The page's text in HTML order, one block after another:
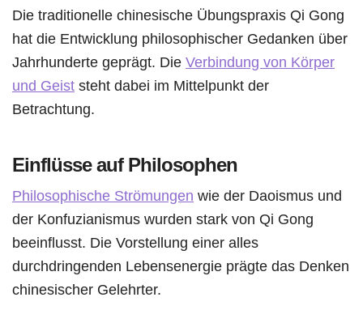
Die traditionelle chinesische Übungspraxis Qi Gong
hat die Entwicklung philosophischer Gedanken über
Jahrhunderte geprägt. Die Verbindung von Körper
und Geist steht dabei im Mittelpunkt der
Betrachtung.
Einflüsse auf Philosophen
Philosophische Strömungen wie der Daoismus und
der Konfuzianismus wurden stark von Qi Gong
beeinflusst. Die Vorstellung einer alles
durchdringenden Lebensenergie prägte das Denken
chinesischer Gelehrter.